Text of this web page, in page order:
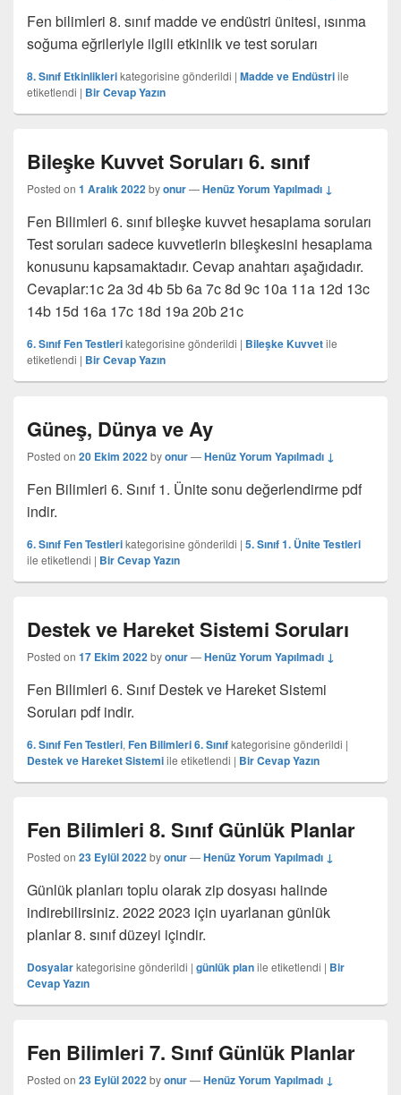
Fen bilimleri 8. sınıf madde ve endüstri ünitesi, ısınma
soğuma eğrileriyle ilgili etkinlik ve test soruları
8. Sınıf Etkinliklerikategorisine gönderildi | Madde ve Endüstriile
etiketlendi | Bir Cevap Yazın
Bileşke Kuvvet Soruları 6. sınıf
Posted on 1 Aralık 2022byonur—Henüz Yorum Yapılmadı ↓
Fen Bilimleri 6. sınıf bileşke kuvvet hesaplama soruları
Test soruları sadece kuvvetlerin bileşkesini hesaplama
konusunu kapsamaktadır. Cevap anahtarı aşağıdadır.
Cevaplar:1c 2a 3d 4b 5b 6a 7c 8d 9c 10a 11a 12d 13c
14b 15d 16a 17c 18d 19a 20b 21c
6. Sınıf Fen Testlerikategorisine gönderildi | Bileşke Kuvvetile
etiketlendi | Bir Cevap Yazın
Güneş, Dünya ve Ay
Posted on 20 Ekim 2022byonur—Henüz Yorum Yapılmadı ↓
Fen Bilimleri 6. Sınıf 1. Ünite sonu değerlendirme pdf
indir.
6. Sınıf Fen Testlerikategorisine gönderildi | 5. Sınıf 1. Ünite Testleri
ile etiketlendi | Bir Cevap Yazın
Destek ve Hareket Sistemi Soruları
Posted on 17 Ekim 2022byonur—Henüz Yorum Yapılmadı ↓
Fen Bilimleri 6. Sınıf Destek ve Hareket Sistemi
Soruları pdf indir.
6. Sınıf Fen Testleri, Fen Bilimleri 6. Sınıfkategorisine gönderildi |
Destek ve Hareket Sistemiile etiketlendi | Bir Cevap Yazın
Fen Bilimleri 8. Sınıf Günlük Planlar
Posted on 23 Eylül 2022byonur—Henüz Yorum Yapılmadı ↓
Günlük planları toplu olarak zip dosyası halinde
indirebilirsiniz. 2022 2023 için uyarlanan günlük
planlar 8. sınıf düzeyi içindir.
Dosyalarkategorisine gönderildi | günlük planile etiketlendi | Bir
Cevap Yazın
Fen Bilimleri 7. Sınıf Günlük Planlar
Posted on 23 Eylül 2022byonur—Henüz Yorum Yapılmadı ↓